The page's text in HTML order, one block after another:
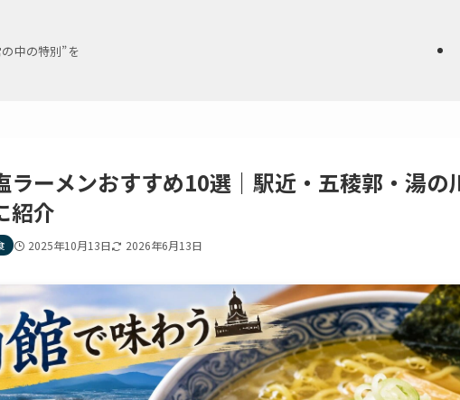
中の特別”を
ラーメンおすすめ10選｜駅近・五稜郭・湯の
紹介
2025年10月13日 2026年6月13日